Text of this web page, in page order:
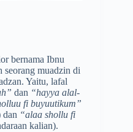
bernama Ibnu
seorang muadzin di
Yaitu, lafal
dan “hayya alal-
fi buyuutikum”
dan “alaa shollu fi
kalian).